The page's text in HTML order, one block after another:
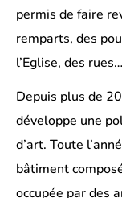
permis de faire
remparts, des
l’Eglise, des rues…
Depuis plus de
développe une
d’art. Toute
bâtiment
occupée par des